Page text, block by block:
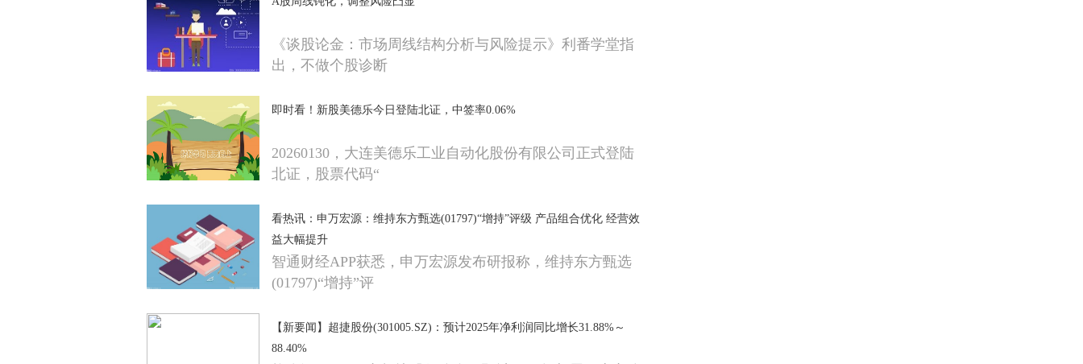
《谈股论金：市场周线结构分析与风险提示》利番学堂指
出，不做个股诊断
即时看！新股美德乐今日登陆北证，中签率0.06%
20260130，大连美德乐工业自动化股份有限公司正式登陆
北证，股票代码“
看热讯：申万宏源：维持东方甄选(01797)“增持”评级 产品组合优化 经营效
益大幅提升
智通财经APP获悉，申万宏源发布研报称，维持东方甄选
(01797)“增持”评
【新要闻】超捷股份(301005.SZ)：预计2025年净利润同比增长31.88%～
88.40%